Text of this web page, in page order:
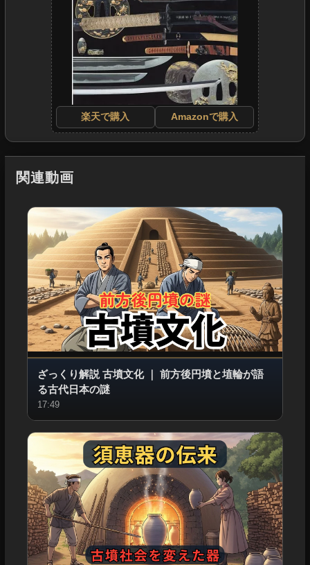
楽天で購入 Amazonで購入
関連動画
ざっくり解説 古墳文化｜ 前方後円墳と埴輪が語
る古代日本の謎
17:49